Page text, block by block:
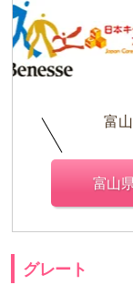
富
富山
グレート